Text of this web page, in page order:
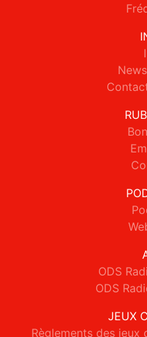
ODS
ODS
JEUX
Règlements des jeux